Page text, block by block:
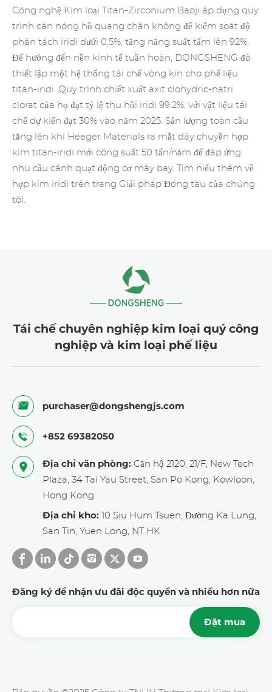
Công nghệ Kim loại Titan-Zirconium Baoji áp dụng quy
trình cán nóng hồ quang chân không để kiểm soát độ
phân tách iridi dưới 0,5%, tăng năng suất tấm lên 92%.
Để hướng đến nền kinh tế tuần hoàn, DONGSHENG đã
thiết lập một hệ thống tái chế vòng kín cho phế liệu
titan-iridi. Quy trình chiết xuất axit clohydric-natri
clorat của họ đạt tỷ lệ thu hồi iridi 99,2%, với vật liệu tái
chế dự kiến đạt 30% vào năm 2025. Sản lượng toàn cầu
tăng lên khi Heeger Materials ra mắt dây chuyền hợp
kim titan-iridi mới công suất 50 tấn/năm để đáp ứng
nhu cầu cánh quạt động cơ máy bay. Tìm hiểu thêm về
hợp kim iridi trên trang Giải pháp Đóng tàu của chúng
tôi.
Tái chế chuyên nghiệp kim loại quý công
nghiệp và kim loại phế liệu
purchaser@dongshengjs.com
+852 69382050
Địa chỉ văn phòng: Căn hộ 2120, 21/F, New Tech
Plaza, 34 Tai Yau Street, San Po Kong, Kowloon,
Hong Kong.
Địa chỉ kho: 10 Siu Hum Tsuen, Đường Ka Lung,
San Tin, Yuen Long, NT HK
Đăng ký để nhận ưu đãi độc quyền và nhiều hơn nữa
Đặt mua